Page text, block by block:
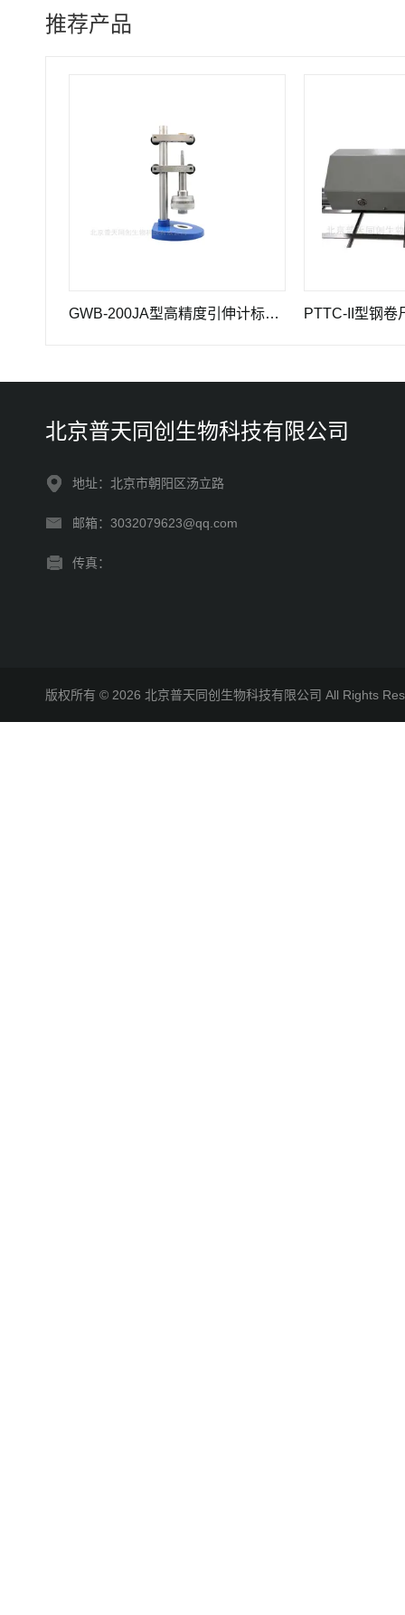
推荐产品
GWB-200JA型高精度引伸计标定仪长度计量器具
北京普天同创生物科技有限公司
地址：北京市朝阳区汤立路
邮箱：3032079623@qq.com
传真：
版权所有 © 2026 北京普天同创生物科技有限公司 All Rights